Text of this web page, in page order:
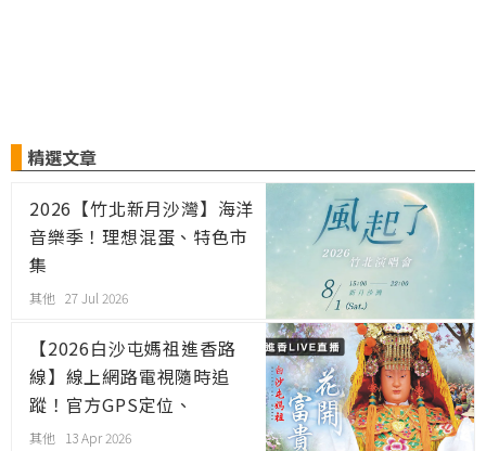
精選文章
2026【竹北新月沙灣】海洋
音樂季！理想混蛋、特色市
集
其他 27 Jul 2026
【2026白沙屯媽祖進香路
線】線上網路電視隨時追
蹤！官方GPS定位、
YouTube直播
其他 13 Apr 2026